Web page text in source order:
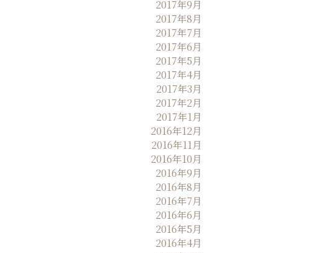
2017年9月
2017年8月
2017年7月
2017年6月
2017年5月
2017年4月
2017年3月
2017年2月
2017年1月
2016年12月
2016年11月
2016年10月
2016年9月
2016年8月
2016年7月
2016年6月
2016年5月
2016年4月